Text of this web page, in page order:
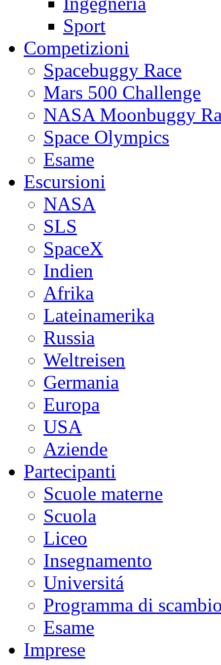
Sport
Competizioni
Spacebuggy Race
Mars 500 Challenge
NASA Moonbuggy
Space Olympics
Esame
Escursioni
NASA
SLS
SpaceX
Indien
Afrika
Lateinamerika
Russia
Weltreisen
Germania
Europa
USA
Aziende
Partecipanti
Scuole materne
Scuola
Liceo
Insegnamento
Universitá
Programma di
Esame
Imprese